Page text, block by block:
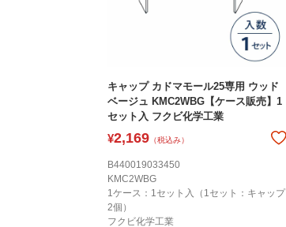
キャップ カドマモール25専用 ウッド
ベージュ KMC2WBG【ケース販売】1
セット入 フクビ化学工業
¥2,169 （税込み）
B440019033450
KMC2WBG
1ケース：1セット入（1セット：キャップ
2個）
フクビ化学工業